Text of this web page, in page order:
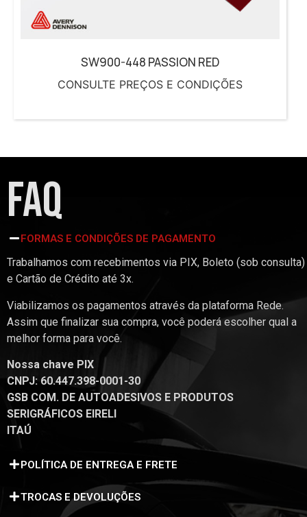
SW900-448 PASSION RED
CONSULTE PREÇOS E CONDIÇÕES
FAQ
FORMAS E CONDIÇÕES DE PAGAMENTO
Trabalhamos com recebimentos via PIX, Boleto (sob consulta)
e Cartão de Crédito até 3x.
Viabilizamos os pagamentos através da plataforma Rede.
Assim que finalizar sua compra, você poderá escolher qual a
melhor forma para você.
Nossa chave PIX
CNPJ: 60.447.398-0001-30
GSB COM. DE AUTOADESIVOS E PRODUTOS
SERIGRÁFICOS EIRELI
ITAÚ
POLÍTICA DE ENTREGA E FRETE
TROCAS E DEVOLUÇÕES